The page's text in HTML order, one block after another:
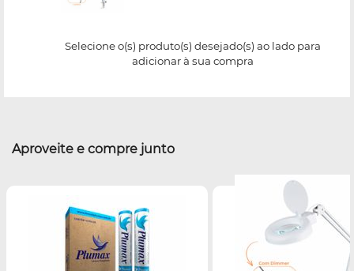
Selecione o(s) produto(s) desejado(s) ao lado para
adicionar à sua compra
Aproveite e compre junto